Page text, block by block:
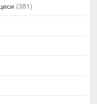
(381)